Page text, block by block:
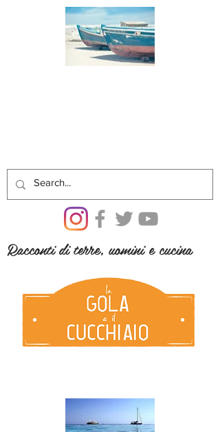
Racconti di terre, uomini e cucina